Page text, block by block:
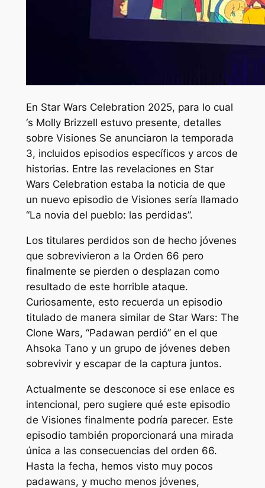
En Star Wars Celebration 2025, para lo cual
‘s Molly Brizzell estuvo presente, detalles
sobre Visiones Se anunciaron la temporada
3, incluidos episodios específicos y arcos de
historias. Entre las revelaciones en Star
Wars Celebration estaba la noticia de que
un nuevo episodio de Visiones sería llamado
“La novia del pueblo: las perdidas”.
Los titulares perdidos son de hecho jóvenes
que sobrevivieron a la Orden 66 pero
finalmente se pierden o desplazan como
resultado de este horrible ataque.
Curiosamente, esto recuerda un episodio
titulado de manera similar de Star Wars: The
Clone Wars, “Padawan perdió” en el que
Ahsoka Tano y un grupo de jóvenes deben
sobrevivir y escapar de la captura juntos.
Actualmente se desconoce si ese enlace es
intencional, pero sugiere qué este episodio
de Visiones finalmente podría parecer. Este
episodio también proporcionará una mirada
única a las consecuencias del orden 66.
Hasta la fecha, hemos visto muy pocos
padawans, y mucho menos jóvenes,